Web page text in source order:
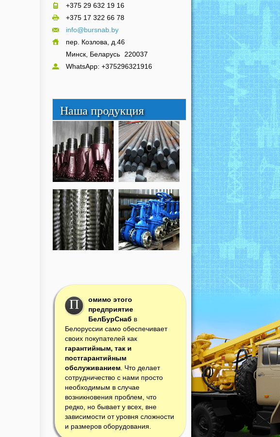
+375 29 632 19 16
+375 17 322 66 78
info@bursnab.by
пер. Козлова, д.46
Минск, Беларусь 220037
WhatsApp: +375296321916
Наша продукция
П
омимо этого
предприятие
БелБурСнаб в
Белоруссии само обеспечивает
своих покупателей как
гарантийным, так и
постгарантийным
обслуживанием. Что делает
сотрудничество с нами просто
необходимым в случае
возникновения проблем, что
редко, но бывает у всех, вне
зависимости от уровня сложности
и размеров оборудования.